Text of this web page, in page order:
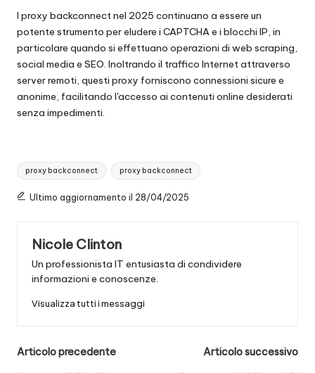
I proxy backconnect nel 2025 continuano a essere un
potente strumento per eludere i CAPTCHA e i blocchi IP, in
particolare quando si effettuano operazioni di web scraping,
social media e SEO. Inoltrando il traffico Internet attraverso
server remoti, questi proxy forniscono connessioni sicure e
anonime, facilitando l'accesso ai contenuti online desiderati
senza impedimenti.
Tag:
proxy backconnect proxy backconnect
Ultimo aggiornamento il 28/04/2025
Nicole Clinton
Un professionista IT entusiasta di condividere
informazioni e conoscenze.
Visualizza tutti i messaggi
Navigazione
Articolo precedente
Articolo successivo